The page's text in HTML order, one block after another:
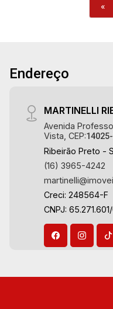
«
Endereço
MARTINELLI
Avenida
Vista, CEP:
Ribeirão Preto -
(16) 3965-4242
Creci: 248564-F
CNPJ: